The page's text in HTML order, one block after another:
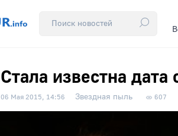
Стала известна
06 Мая 2015, 14:56 Звездная пыль 607